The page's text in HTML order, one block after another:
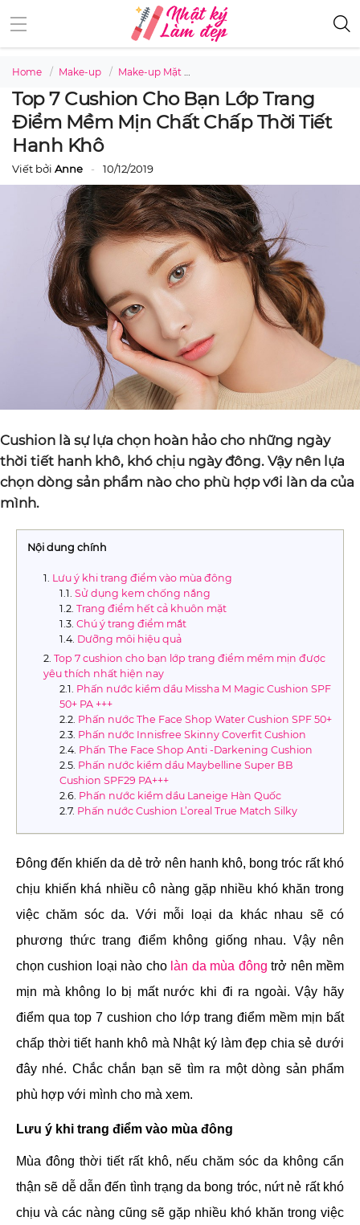
Home Make-up Make-up Mặt
Top 7 Cushion Cho Bạn Lớp Trang
Điểm Mềm Mịn Chất Chấp Thời Tiết
Hanh Khô
Viết bởi Anne 10/12/2019
Cushion là sự lựa chọn hoàn hảo cho những ngày
thời tiết hanh khô, khó chịu ngày đông. Vậy nên lựa
chọn dòng sản phẩm nào cho phù hợp với làn da của
mình.
Nội dung chính
Lưu ý khi trang điểm vào mùa đông
Sử dụng kem chống nắng
Trang điểm hết cả khuôn mặt
Chú ý trang điểm mắt
Dưỡng môi hiệu quả
Top 7 cushion cho bạn lớp trang điểm mềm mịn được
yêu thích nhất hiện nay
Phấn nước kiềm dầu Missha M Magic Cushion SPF
50+ PA +++
Phấn nước The Face Shop Water Cushion SPF 50+
Phấn nước Innisfree Skinny Coverfit Cushion
Phấn The Face Shop Anti -Darkening Cushion
Phấn nước kiềm dầu Maybelline Super BB
Cushion SPF29 PA+++
Phấn nước kiềm dầu Laneige Hàn Quốc
Phấn nước Cushion L’oreal True Match Silky
Đông đến khiến da dẻ trở nên hanh khô, bong tróc rất khó
chịu khiến khá nhiều cô nàng gặp nhiều khó khăn trong
việc chăm sóc da. Với mỗi loại da khác nhau sẽ có
phương thức trang điểm không giống nhau. Vậy nên
chọn cushion loại nào cho làn da mùa đông trở nên mềm
mịn mà không lo bị mất nước khi đi ra ngoài. Vậy hãy
điểm qua top 7 cushion cho lớp trang điểm mềm mịn bất
chấp thời tiết hanh khô mà Nhật ký làm đẹp chia sẻ dưới
đây nhé. Chắc chắn bạn sẽ tìm ra một dòng sản phẩm
phù hợp với mình cho mà xem.
Lưu ý khi trang điểm vào mùa đông
Mùa đông thời tiết rất khô, nếu chăm sóc da không cẩn
thận sẽ dễ dẫn đến tình trạng da bong tróc, nứt nẻ rất khó
chịu và các nàng cũng sẽ gặp nhiều khó khăn trong việc